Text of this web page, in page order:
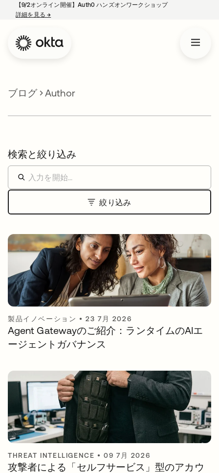
【9/2オンライン開催】Auth0 ハンズオンワークショップ
詳細を見る→
ブログ Author
検索と絞り込み
絞り込み
製品イノベーション •23 7月 2026
Agent Gatewayのご紹介：ランタイムのAIエ
ージェントガバナンス
THREAT INTELLIGENCE •09 7月 2026
攻撃者による「セルフサービス」型のアカウ